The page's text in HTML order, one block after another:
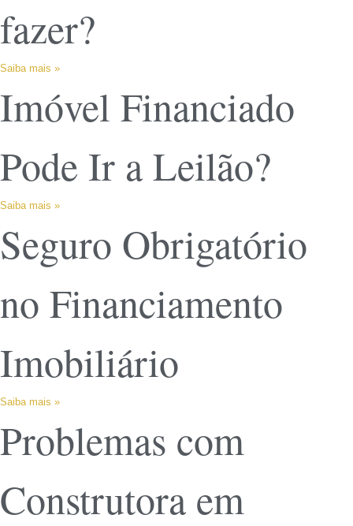
fazer?
Saiba mais »
Imóvel Financiado
Pode Ir a Leilão?
Saiba mais »
Seguro Obrigatório
no Financiamento
Imobiliário
Saiba mais »
Problemas com
Construtora em